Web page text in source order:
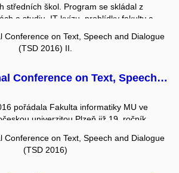
středních škol. Program se skládal z
a studiu, IT kvízu, prohlídky fakulty a
vlastní kůži.
krásu a užitečnost paralelního
grafiky a designu – vyfoť si
mobilu. CRoCS - zjisti, co se ukládá do
zkus falšovat otisky prstů. HCI – nech se
zeměkoule či na měsíci. Angličtina pro IT
on Text, Speech and Dialogue (TSD 2016) II.
pořádala Fakulta informatiky MU ve
univerzitou Plzeň již 19. ročník
Text, Speech and Dialogue (TSD 2016).
na problematiku strojového zpracování
lingvistiku. Vlastní konferenci
workshop Community-based Building of